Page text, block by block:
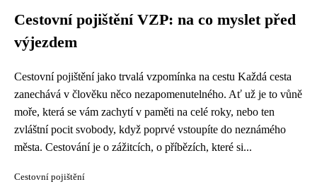
Cestovní pojištění VZP: na co myslet před
výjezdem
Cestovní pojištění jako trvalá vzpomínka na cestu Každá cesta
zanechává v člověku něco nezapomenutelného. Ať už je to vůně
moře, která se vám zachytí v paměti na celé roky, nebo ten
zvláštní pocit svobody, když poprvé vstoupíte do neznámého
města. Cestování je o zážitcích, o příbězích, které si...
Cestovní pojištění